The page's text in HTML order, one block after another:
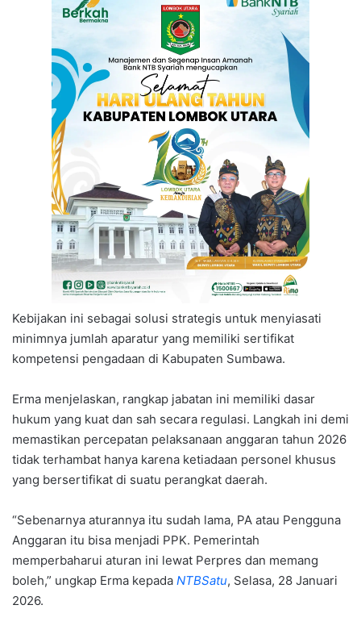
Kebijakan ini sebagai solusi strategis untuk menyiasati
minimnya jumlah aparatur yang memiliki sertifikat
kompetensi pengadaan di Kabupaten Sumbawa.
Erma menjelaskan, rangkap jabatan ini memiliki dasar
hukum yang kuat dan sah secara regulasi. Langkah ini demi
memastikan percepatan pelaksanaan anggaran tahun 2026
tidak terhambat hanya karena ketiadaan personel khusus
yang bersertifikat di suatu perangkat daerah.
“Sebenarnya aturannya itu sudah lama, PA atau Pengguna
Anggaran itu bisa menjadi PPK. Pemerintah
memperbaharui aturan ini lewat Perpres dan memang
boleh,” ungkap Erma kepada NTBSatu, Selasa, 28 Januari
2026.